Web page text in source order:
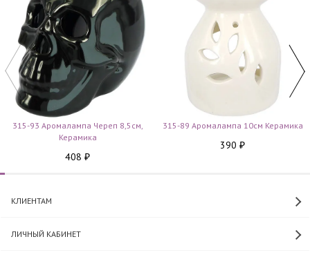
315-93 Аромалампа Череп 8,5см,
Керамика
408 ₽
315-89 Аромалампа 10см Керамика
390 ₽
КЛИЕНТАМ
ЛИЧНЫЙ КАБИНЕТ